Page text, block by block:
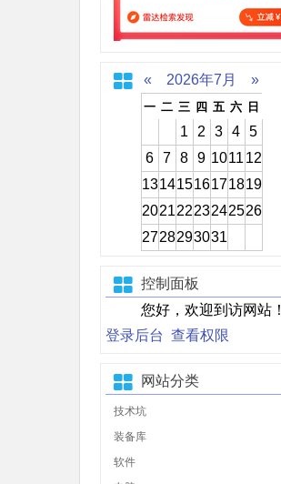
« 2026年7月 »
一 二 三 四 五 六 日
1 2 3 4
5
6
7 8 9 1011 12
13141516171819
20212223242526
2728293031
控制面板
您好，欢迎到访网站！
登录后台 查看权限
网站分类
技术坑
装备库
软件